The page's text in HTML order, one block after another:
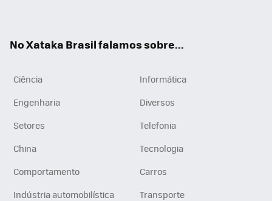
No Xataka Brasil falamos sobre...
Ciência
Informática
Engenharia
Diversos
Setores
Telefonia
China
Tecnologia
Comportamento
Carros
Indústria automobilística
Transporte